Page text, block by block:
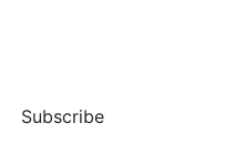
Subscribe